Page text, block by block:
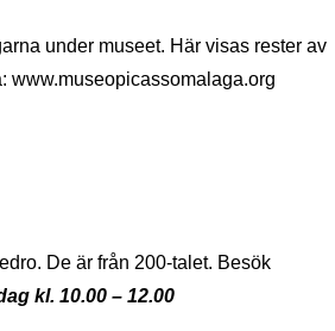
under museet. Här visas rester av
www.museopicassomalaga.org
De är från 200-talet. Besök
kl. 10.00 – 12.00